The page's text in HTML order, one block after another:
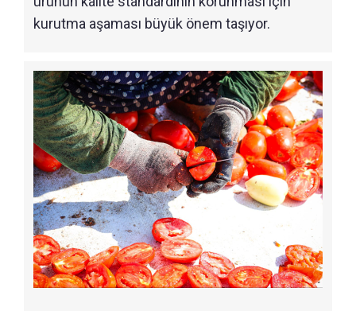
kurutma aşaması büyük önem taşıyor.